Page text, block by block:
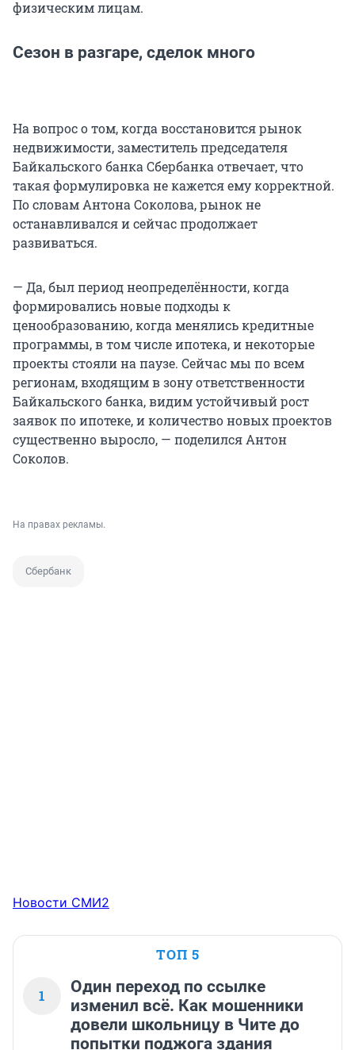
физическим лицам.
Сезон в разгаре, сделок много
На вопрос о том, когда восстановится рынок
недвижимости, заместитель председателя
Байкальского банка Сбербанка отвечает, что
такая формулировка не кажется ему корректной.
По словам Антона Соколова, рынок не
останавливался и сейчас продолжает
развиваться.
— Да, был период неопределённости, когда
формировались новые подходы к
ценообразованию, когда менялись кредитные
программы, в том числе ипотека, и некоторые
проекты стояли на паузе. Сейчас мы по всем
регионам, входящим в зону ответственности
Байкальского банка, видим устойчивый рост
заявок по ипотеке, и количество новых проектов
существенно выросло, — поделился Антон
Соколов.
На правах рекламы.
Сбербанк
Новости СМИ2
ТОП 5
1
Один переход по ссылке
изменил всё. Как мошенники
довели школьницу в Чите до
попытки поджога здания